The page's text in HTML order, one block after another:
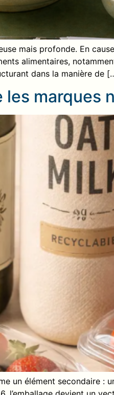
mais profonde. En cause
alimentaires,
dans la manière de
marques
un élément secondaire :